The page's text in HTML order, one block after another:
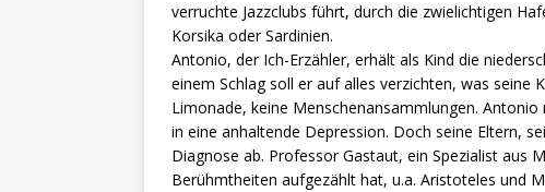
verruchte Jazzclubs führt, durch die zwielichtigen
Korsika oder Sardinien.
Antonio, der Ich-Erzähler, erhält als Kind die
einem Schlag soll er auf alles verzichten, was seine
Limonade, keine Menschenansammlungen.
in eine anhaltende Depression. Doch seine Eltern,
Diagnose ab. Professor Gastaut, ein Spezialist aus
Berühmtheiten aufgezählt hat, u.a. Aristoteles und